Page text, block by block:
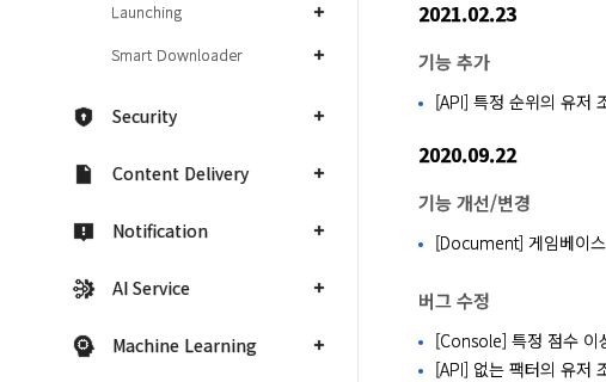
Launching
Smart Downloader
Security
Content Delivery
Notification
AI Service
Machine Learning
2021.02.23
기능 추가
[API] 특정 순위의 유저
2020.09.22
기능 개선/변경
[Document] 게임베이
버그 수정
[Console] 특정 점수 이
[API] 없는 팩터의 유저